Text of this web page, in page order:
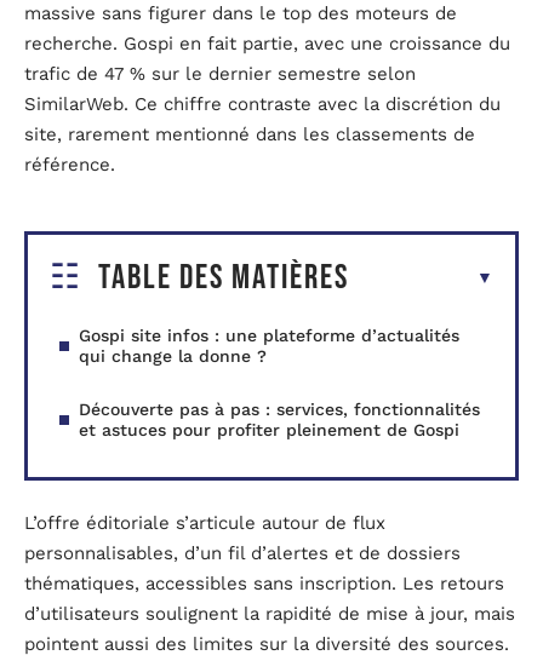
massive sans figurer dans le top des moteurs de
recherche. Gospi en fait partie, avec une croissance du
trafic de 47 % sur le dernier semestre selon
SimilarWeb. Ce chiffre contraste avec la discrétion du
site, rarement mentionné dans les classements de
référence.
Table des matières
Gospi site infos : une plateforme d’actualités
qui change la donne ?
Découverte pas à pas : services, fonctionnalités
et astuces pour profiter pleinement de Gospi
L’offre éditoriale s’articule autour de flux
personnalisables, d’un fil d’alertes et de dossiers
thématiques, accessibles sans inscription. Les retours
d’utilisateurs soulignent la rapidité de mise à jour, mais
pointent aussi des limites sur la diversité des sources.